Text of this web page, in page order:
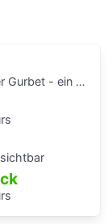
im Schatten des Stahlwerks